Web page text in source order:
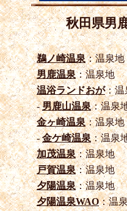
秋田県男
鵜ノ崎温泉：温泉地
男鹿温泉：温泉地
温浴ランドおが：温
-男鹿山温泉：温泉
金ヶ崎温泉：温泉地
-金ケ崎温泉：温泉
加茂温泉：温泉地
戸賀温泉：温泉地
夕陽温泉：温泉地
夕陽温泉WAO：温